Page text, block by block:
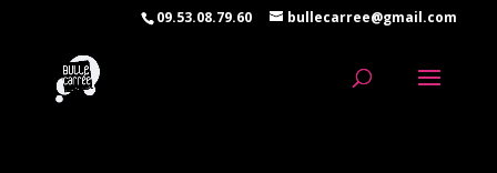
09.53.08.79.60 bullecarree@gmail.com